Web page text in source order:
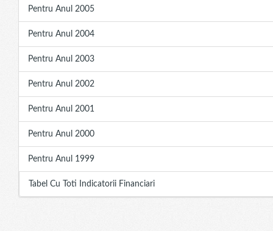
Pentru Anul 2005
Pentru Anul 2004
Pentru Anul 2003
Pentru Anul 2002
Pentru Anul 2001
Pentru Anul 2000
Pentru Anul 1999
Tabel Cu Toti Indicatorii Financiari